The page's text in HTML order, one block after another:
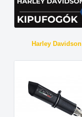
Harley Davidson